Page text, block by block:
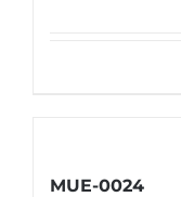
MUE-0024